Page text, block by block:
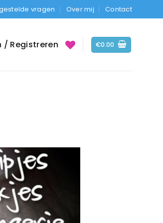
vragen Over mij Contact
/ Registreren €0.00